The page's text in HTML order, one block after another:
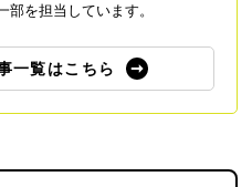
を担当しています。
一覧はこちら